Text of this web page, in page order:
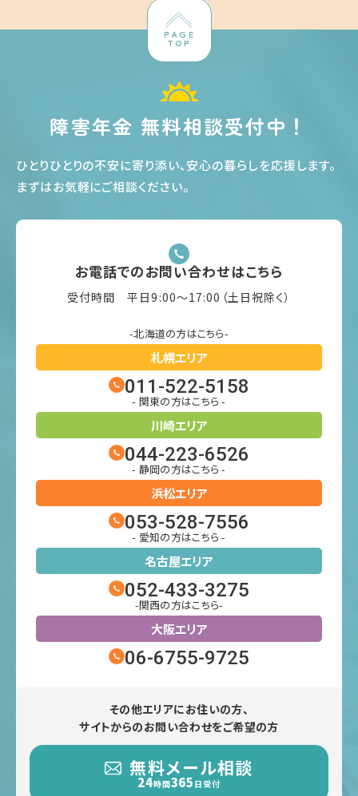
PAGE
TOP
障害年金 無料相談受付中！
ひとりひとりの不安に寄り添い、安心の暮らしを応援します。
まずはお気軽にご相談ください。
お電話でのお問い合わせはこちら
受付時間 平日9:00〜17:00（土日祝除く）
-北海道の方はこちら-
札幌エリア
011-522-5158
- 関東の方はこちら -
川崎エリア
044-223-6526
- 静岡の方はこちら -
浜松エリア
053-528-7556
- 愛知の方はこちら -
名古屋エリア
052-433-3275
-関西の方はこちら-
大阪エリア
06-6755-9725
その他エリアにお住いの方、
サイトからのお問い合わせをご希望の方
無料メール相談
24時間365 日受付